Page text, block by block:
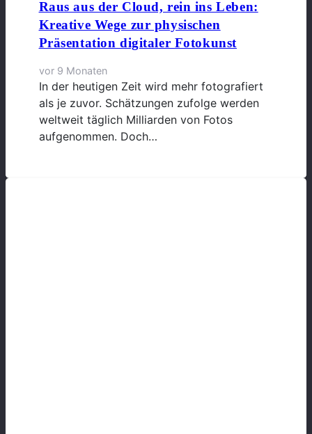
Raus aus der Cloud, rein ins Leben:
Kreative Wege zur physischen
Präsentation digitaler Fotokunst
vor 9 Monaten
In der heutigen Zeit wird mehr fotografiert
als je zuvor. Schätzungen zufolge werden
weltweit täglich Milliarden von Fotos
aufgenommen. Doch…